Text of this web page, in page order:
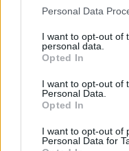
Personal Data
I want to opt-out of
personal data.
Opted In
I want to opt-out of
Personal Data.
Opted In
I want to opt-out of
Personal Data for
en Streaming
El deporte no
streaming que te
pantalla. 💥 De
¡Guarda esta